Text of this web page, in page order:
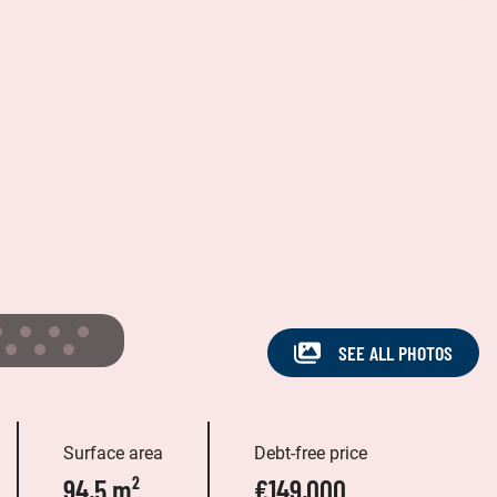
SEE ALL PHOTOS
Surface area
94,5 m²
Debt-free price
€149,000